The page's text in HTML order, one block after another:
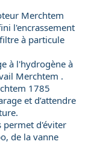
Merchtem
l'encrassement
à particule
à l'hydrogène à
Merchtem .
1785
et d’attendre
permet d'éviter
, de la vanne